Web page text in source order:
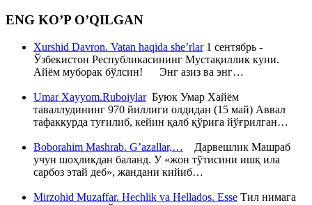
ENG KO’P O’QILGAN
Xurshid Davron. Vatan haqida she’rlar1 сентябрь -
Ўзбекистон Республикасининг Мустақиллик куни.
Айём муборак бўлсин! Энг азиз ва энг…
Umar Xayyom.RuboiylarБуюк Умар Хайём
таваллудининг 970 йиллиги олдидан (15 май) Аввал
тафаккурда туғилиб, кейин қалб қўрига йўғрилган…
Boborahim Mashrab. G’azallar,… Дарвешлик Машраб
учун шоҳликдан баланд. У «жон тўтисини ишқ ила
сарбоз этай деб», жандани кийиб…
Mirzohid Muzaffar. Hechlik va Hellados. Esse Тил нимага